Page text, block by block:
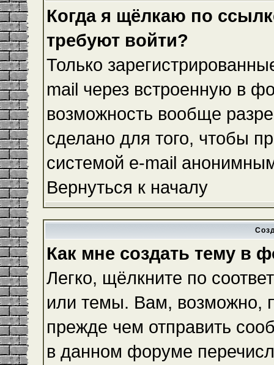
Когда я щёлкаю по
требуют войти?
Только
mail через встроенную в
возможность вообще
сделано для того, чтобы
системой e-mail
Вернуться к началу
Как мне создать тему в
Легко, щёлкните по
или темы. Вам, возможно,
прежде чем отправить
в данном форуме